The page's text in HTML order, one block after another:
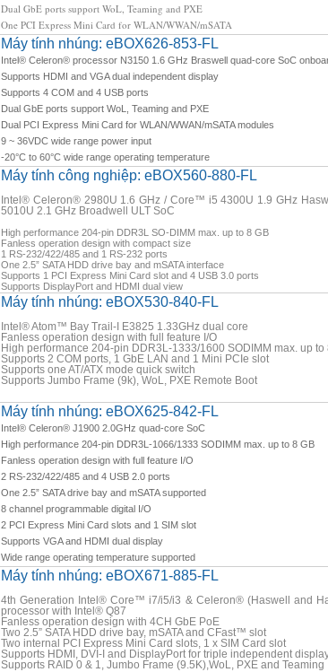
Dual GbE ports support WoL, Teaming and PXE
One PCI Express Mini Card for WLAN/WWAN/mSATA
Máy tính nhúng: eBOX626-853-FL
Intel® Celeron® processor N3150 1.6 GHz Braswell quad-core SoC
Supports HDMI and VGA dual independent display
Supports 4 COM and 4 USB ports
Dual GbE ports support WoL, Teaming and PXE
Dual PCI Express Mini Card for WLAN/WWAN/mSATA modules
9 ~ 36VDC wide range power input
-20°C to 60°C wide range operating temperature
Máy tính công nghiệp: eBOX560-880-FL
Intel® Celeron® 2980U 1.6 GHz / Core™ i5 4300U 1.9 GHz
5010U 2.1 GHz Broadwell ULT SoC
High performance 204-pin DDR3L SO-DIMM max. up to 8 GB
Fanless operation design with compact size
1 RS-232/422/485 and 1 RS-232 ports
One 2.5” SATA HDD drive bay and mSATA interface
Supports 1 PCI Express Mini Card slot and 4 USB 3.0 ports
Supports DisplayPort and HDMI dual view
Máy tính nhúng: eBOX530-840-FL
Intel® Atom™ Bay Trail-I E3825 1.33GHz dual core
Fanless operation design with full feature I/O
High performance 204-pin DDR3L-1333/1600 SODIMM max. up to
Supports 2 COM ports, 1 GbE LAN and 1 Mini PCIe slot
Supports one AT/ATX mode quick switch
Supports Jumbo Frame (9k), WoL, PXE Remote Boot
Máy tính nhúng: eBOX625-842-FL
Intel® Celeron® J1900 2.0GHz quad-core SoC
High performance 204-pin DDR3L-1066/1333 SODIMM max. up to 8 GB
Fanless operation design with full feature I/O
2 RS-232/422/485 and 4 USB 2.0 ports
One 2.5” SATA drive bay and mSATA supported
8 channel programmable digital I/O
2 PCI Express Mini Card slots and 1 SIM slot
Supports VGA and HDMI dual display
Wide range operating temperature supported
Máy tính nhúng: eBOX671-885-FL
4th Generation Intel® Core™ i7/i5/i3 & Celeron® (Haswell and
processor with Intel® Q87
Fanless operation design with 4CH GbE PoE
Two 2.5” SATA HDD drive bay, mSATA and CFast™ slot
Two internal PCI Express Mini Card slots, 1 x SIM Card slot
Supports HDMI, DVI-I and DisplayPort for triple independent
Supports RAID 0 & 1, Jumbo Frame (9.5K),WoL, PXE and Teaming